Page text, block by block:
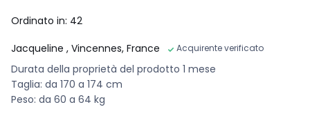
Ordinato in: 42
Jacqueline , Vincennes, France Acquirente verificato
Durata della proprietà del prodotto 1 mese
Taglia: da 170 a 174 cm
Peso: da 60 a 64 kg